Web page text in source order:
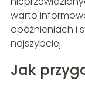
warto
opóźnieniach i
najszybciej.
Jak